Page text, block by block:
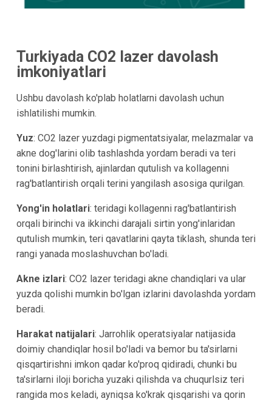
Turkiyada CO2 lazer davolash
imkoniyatlari
Ushbu davolash ko'plab holatlarni davolash uchun
ishlatilishi mumkin.
Yuz: CO2 lazer yuzdagi pigmentatsiyalar, melazmalar va
akne dog'larini olib tashlashda yordam beradi va teri
tonini birlashtirish, ajinlardan qutulish va kollagenni
rag'batlantirish orqali terini yangilash asosiga qurilgan.
Yong'in holatlari: teridagi kollagenni rag'batlantirish
orqali birinchi va ikkinchi darajali sirtin yong'inlaridan
qutulish mumkin, teri qavatlarini qayta tiklash, shunda teri
rangi yanada moslashuvchan bo'ladi.
Akne izlari: CO2 lazer teridagi akne chandiqlari va ular
yuzda qolishi mumkin bo'lgan izlarini davolashda yordam
beradi.
Harakat natijalari: Jarrohlik operatsiyalar natijasida
doimiy chandiqlar hosil bo'ladi va bemor bu ta'sirlarni
qisqartirishni imkon qadar ko'proq qidiradi, chunki bu
ta'sirlarni iloji boricha yuzaki qilishda va chuqurlsiz teri
rangida mos keladi, ayniqsa ko'krak qisqarishi va qorin